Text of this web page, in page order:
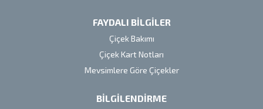
FAYDALI BİLGİLER
Çiçek Bakımı
Çiçek Kart Notları
Mevsimlere Göre Çiçekler
BİLGİLENDİRME